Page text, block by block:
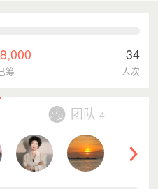
筹
34
人次
团队 4